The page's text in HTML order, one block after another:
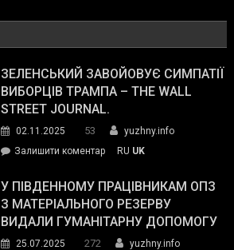
ЗЕЛЕНСЬКИЙ ЗАВОЙОВУЄ СИМПАТІЇ
ВИБОРЦІВ ТРАМПА – THE WALL
STREET JOURNAL.
02.11.2025 53
yuzhny.info
Залишити коментарon
завойовує
симпатії
виборців
RU UK
У ПІВДЕННОМУ ПРАЦІВНИКАМ ОПЗ
З МАТЕРІАЛЬНОГО РЕЗЕРВУ
ВИДАЛИ ГУМАНІТАРНУ ДОПОМОГУ
25.07.2025 272
yuzhny.info